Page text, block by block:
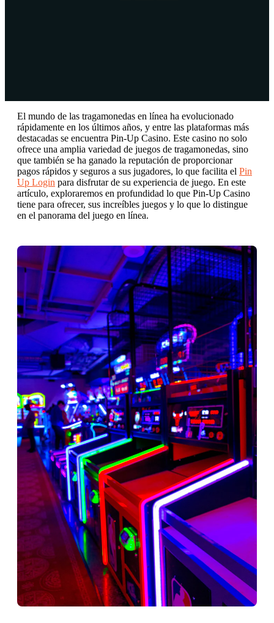
El mundo de las tragamonedas en línea ha evolucionado
rápidamente en los últimos años, y entre las plataformas más
destacadas se encuentra Pin-Up Casino. Este casino no solo
ofrece una amplia variedad de juegos de tragamonedas, sino
que también se ha ganado la reputación de proporcionar
pagos rápidos y seguros a sus jugadores, lo que facilita el Pin
Up Login para disfrutar de su experiencia de juego. En este
artículo, exploraremos en profundidad lo que Pin-Up Casino
tiene para ofrecer, sus increíbles juegos y lo que lo distingue
en el panorama del juego en línea.